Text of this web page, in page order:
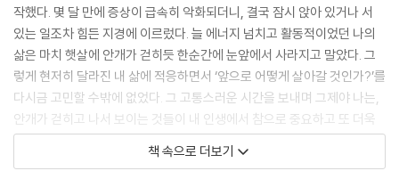
작했다. 몇 달 만에 증상이 급속히 악화되더니, 결국 잠시 앉아 있거나 서
있는 일조차 힘든 지경에 이르렀다. 늘 에너지 넘치고 활동적이었던 나의
삶은 마치 햇살에 안개가 걷히듯 한순간에 눈앞에서 사라지고 말았다. 그
렇게 현저히 달라진 내 삶에 적응하면서 ‘앞으로 어떻게 살아갈 것인가?’를
다시금 고민할 수밖에 없었다. 그 고통스러운 시간을 보내며 그제야 나는,
안개가 걷히고 나서 보이는 것들이 내 인생에서 참으로 중요하고 또 더욱
가치 있는 것이란 사실을 깨달았다.
--- p.14, 「프롤로그」 중에서
책 속으로 더보기